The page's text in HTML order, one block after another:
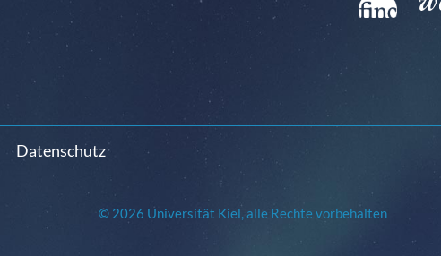
Datenschutz
© 2026 Universität Kiel, alle Rechte vorbehalten